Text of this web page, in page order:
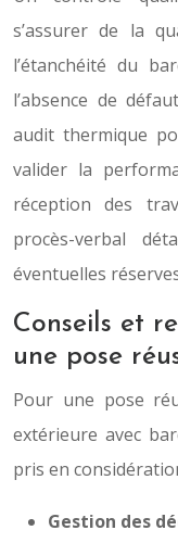
s’assurer de la
l’étanchéité du
l’absence de
audit thermique
valider la
réception des
procès-verbal
éventuelles
Conseils et
une pose
Pour une pose
extérieure avec
pris en
Gestion des